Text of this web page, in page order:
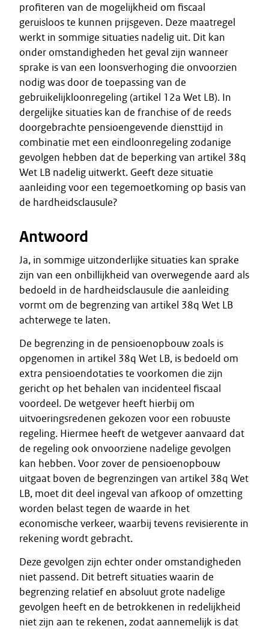
profiteren van de mogelijkheid om fiscaal
geruisloos te kunnen prijsgeven. Deze maatregel
werkt in sommige situaties nadelig uit. Dit kan
onder omstandigheden het geval zijn wanneer
sprake is van een loonsverhoging die onvoorzien
nodig was door de toepassing van de
gebruikelijkloonregeling (artikel 12a Wet LB). In
dergelijke situaties kan de franchise of de reeds
doorgebrachte pensioengevende diensttijd in
combinatie met een eindloonregeling zodanige
gevolgen hebben dat de beperking van artikel 38q
Wet LB nadelig uitwerkt. Geeft deze situatie
aanleiding voor een tegemoetkoming op basis van
de hardheidsclausule?
Antwoord
Ja, in sommige uitzonderlijke situaties kan sprake
zijn van een onbillijkheid van overwegende aard als
bedoeld in de hardheidsclausule die aanleiding
vormt om de begrenzing van artikel 38q Wet LB
achterwege te laten.
De begrenzing in de pensioenopbouw zoals is
opgenomen in artikel 38q Wet LB, is bedoeld om
extra pensioendotaties te voorkomen die zijn
gericht op het behalen van incidenteel fiscaal
voordeel. De wetgever heeft hierbij om
uitvoeringsredenen gekozen voor een robuuste
regeling. Hiermee heeft de wetgever aanvaard dat
de regeling ook onvoorziene nadelige gevolgen
kan hebben. Voor zover de pensioenopbouw
uitgaat boven de begrenzingen van artikel 38q Wet
LB, moet dit deel ingeval van afkoop of omzetting
worden belast tegen de waarde in het
economische verkeer, waarbij tevens revisierente in
rekening wordt gebracht.
Deze gevolgen zijn echter onder omstandigheden
niet passend. Dit betreft situaties waarin de
begrenzing relatief en absoluut grote nadelige
gevolgen heeft en de betrokkenen in redelijkheid
niet zijn aan te rekenen, zodat aannemelijk is dat